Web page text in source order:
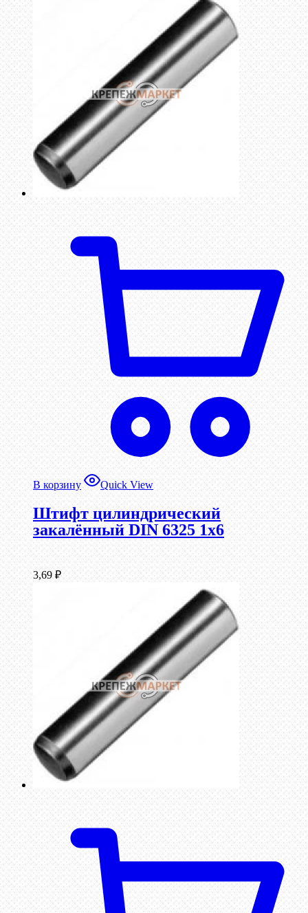
В корзину Quick View
Штифт цилиндрический
закалённый DIN 6325 1х6
3,69 ₽